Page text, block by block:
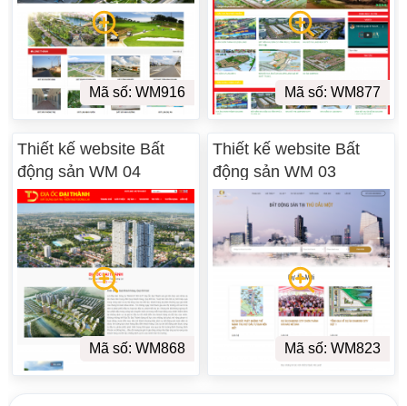
Mã số: WM916 Mã số: WM877
Thiết kế website Bất
động sản WM 04
Mã số: WM868
Thiết kế website Bất
động sản WM 03
Mã số: WM823